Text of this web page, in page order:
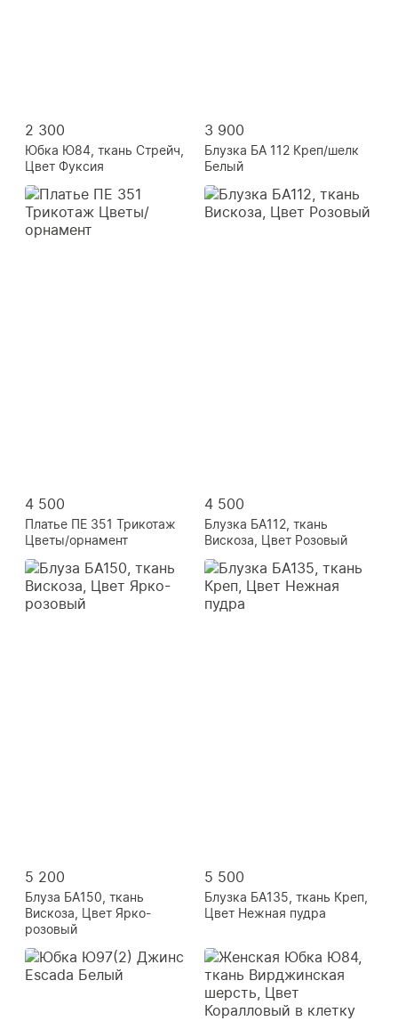
2 300
Юбка Ю84, ткань Стрейч,
Цвет Фуксия
3 900
Блузка БА 112 Креп/шелк
Белый
4 500
Платье ПЕ 351 Трикотаж
Цветы/орнамент
4 500
Блузка БА112, ткань
Вискоза, Цвет Розовый
5 200
Блуза БА150, ткань
Вискоза, Цвет Ярко-
розовый
5 500
Блузка БА135, ткань Креп,
Цвет Нежная пудра